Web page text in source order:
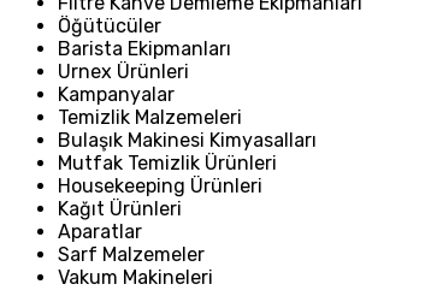
Öğütücüler
Barista Ekipmanları
Urnex Ürünleri
Kampanyalar
Temizlik Malzemeleri
Bulaşık Makinesi Kimyasalları
Mutfak Temizlik Ürünleri
Housekeeping Ürünleri
Kağıt Ürünleri
Aparatlar
Sarf Malzemeler
Vakum Makineleri